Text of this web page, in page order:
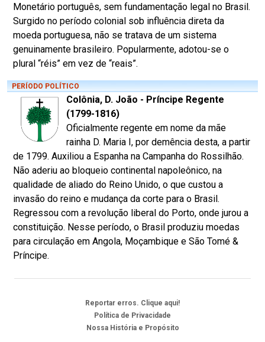
Monetário português, sem fundamentação legal no Brasil.
Surgido no período colonial sob influência direta da
moeda portuguesa, não se tratava de um sistema
genuinamente brasileiro. Popularmente, adotou-se o
plural “réis” em vez de “reais”.
PERÍODO POLÍTICO
Colônia, D. João - Príncipe Regente
(1799-1816)
Oficialmente regente em nome da mãe
rainha D. Maria I, por demência desta, a partir
de 1799. Auxiliou a Espanha na Campanha do Rossilhão.
Não aderiu ao bloqueio continental napoleônico, na
qualidade de aliado do Reino Unido, o que custou a
invasão do reino e mudança da corte para o Brasil.
Regressou com a revolução liberal do Porto, onde jurou a
constituição. Nesse período, o Brasil produziu moedas
para circulação em Angola, Moçambique e São Tomé &
Príncipe.
Reportar erros. Clique aqui!
Política de Privacidade
Nossa História e Propósito